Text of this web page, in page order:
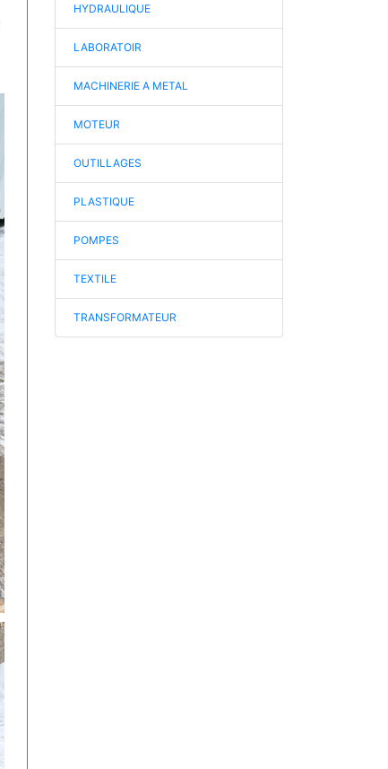
HYDRAULIQUE
LABORATOIR
MACHINERIE A METAL
MOTEUR
OUTILLAGES
PLASTIQUE
POMPES
TEXTILE
TRANSFORMATEUR